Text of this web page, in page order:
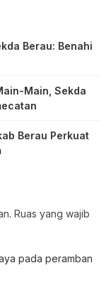
Berau: Benahi
Main, Sekda
Berau Perkuat
Ruas yang wajib
pada peramban